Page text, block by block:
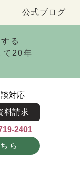
対応
料請求
2401
ら
求
公式ブログ
る
て20年